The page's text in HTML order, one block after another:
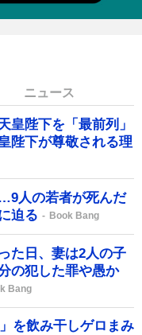
ニュース
皇陛下を「最前列」
陛下が尊敬される理
人の若者が死んだ
迫る
Book Bang
た日、妻は2人の子
の犯した罪や愚か
Bang
を飲み干しゲロまみ